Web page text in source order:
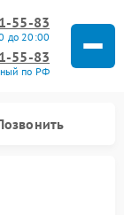
55-83
до 20:00
55-83
по РФ